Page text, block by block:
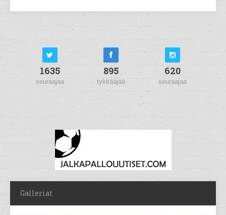
1635
seuraajaa
895
tykkääjää
620
seuraajaa
Galleriat